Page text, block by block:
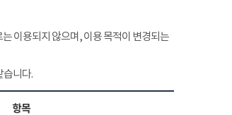
이용되지 않으며, 이용 목적이 변경되는
습니다.
항목